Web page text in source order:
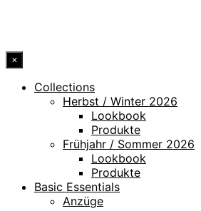
×
Collections
Herbst / Winter 2026
Lookbook
Produkte
Frühjahr / Sommer 2026
Lookbook
Produkte
Basic Essentials
Anzüge